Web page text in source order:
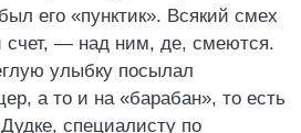
его «пунктик». Всякий смех
счет, — над ним, де, смеются.
улыбку посылал
а то и на «барабан», то есть
специалисту по